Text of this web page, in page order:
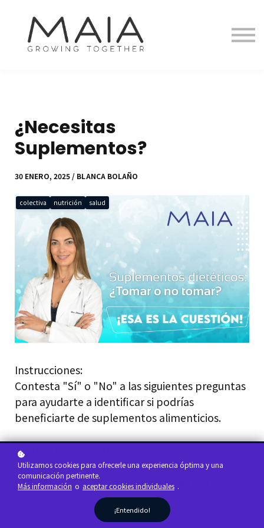
Tienda Virtual
Blog
¿Necesitas
Suplementos?
30 ENERO, 2025 / BLANCA BOLAÑO
colectiva nutrición salud
Instrucciones:
Contesta "Sí" o "No" a las siguientes preguntas
para ayudarte a identificar si podrías
beneficiarte de suplementos alimenticios.
1. Energía y Cansancio General:
- ¿Te sientes constantemente fatigado o sin
energía, incluso después de dormir bien?
2. Salud Mental y Estado de Ánimo:
Utilizamos cookies para ofrecerle una experiencia óptima y una
comunicación pertinente.
Más información o aceptar cookies individuales .
¡Entendido!